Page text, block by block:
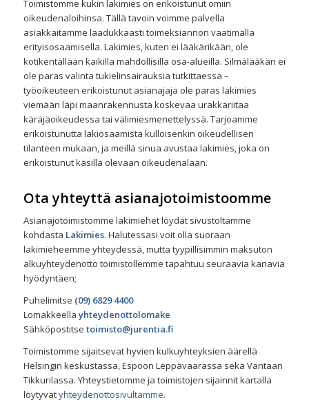
Toimistomme kukin lakimies on erikoistunut omiin
oikeudenaloihinsa. Tällä tavoin voimme palvella
asiakkaitamme laadukkaasti toimeksiannon vaatimalla
erityisosaamisella. Lakimies, kuten ei lääkärikään, ole
kotikentällään kaikilla mahdollisilla osa-alueilla. Silmälääkäri ei
ole paras valinta tukielinsairauksia tutkittaessa –
työoikeuteen erikoistunut asianajaja ole paras lakimies
viemään läpi maanrakennusta koskevaa urakkariitaa
käräjäoikeudessa tai välimiesmenettelyssä. Tarjoamme
erikoistunutta lakiosaamista kulloisenkin oikeudellisen
tilanteen mukaan, ja meillä sinua avustaa lakimies, joka on
erikoistunut käsillä olevaan oikeudenalaan.
Ota yhteyttä asianajotoimistoomme
Asianajotoimistomme lakimiehet löydät sivustoltamme
kohdasta Lakimies. Halutessasi voit olla suoraan
lakimieheemme yhteydessä, mutta tyypillisimmin maksuton
alkuyhteydenotto toimistollemme tapahtuu seuraavia kanavia
hyödyntäen;
Puhelimitse (09) 6829 4400
Lomakkeella yhteydenottolomake
Sähköpostitse toimisto@jurentia.fi
Toimistomme sijaitsevat hyvien kulkuyhteyksien äärellä
Helsingin keskustassa, Espoon Leppävaarassa sekä Vantaan
Tikkurilassa. Yhteystietomme ja toimistojen sijainnit kartalla
löytyvätyhteydenottosivultamme.